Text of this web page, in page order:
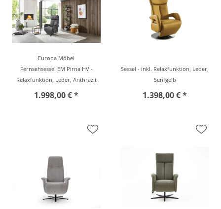
Europa Möbel
Fernsehsessel EM Pirna HV -
Relaxfunktion, Leder, Anthrazit
1.998,00 € *
Sessel - inkl. Relaxfunktion, Leder,
Senfgelb
1.398,00 € *